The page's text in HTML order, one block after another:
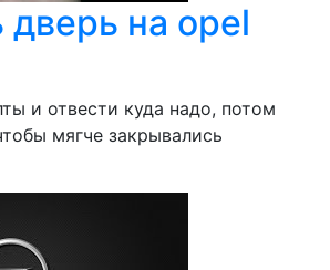
дверь на opel
и отвести куда надо, потом
мягче закрывались